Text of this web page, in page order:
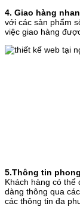
4. Giao hàng
với các sản phẩm
việc giao hàng
5.Thông tin
Khách hàng có
dàng thông qua
các thông tin đa